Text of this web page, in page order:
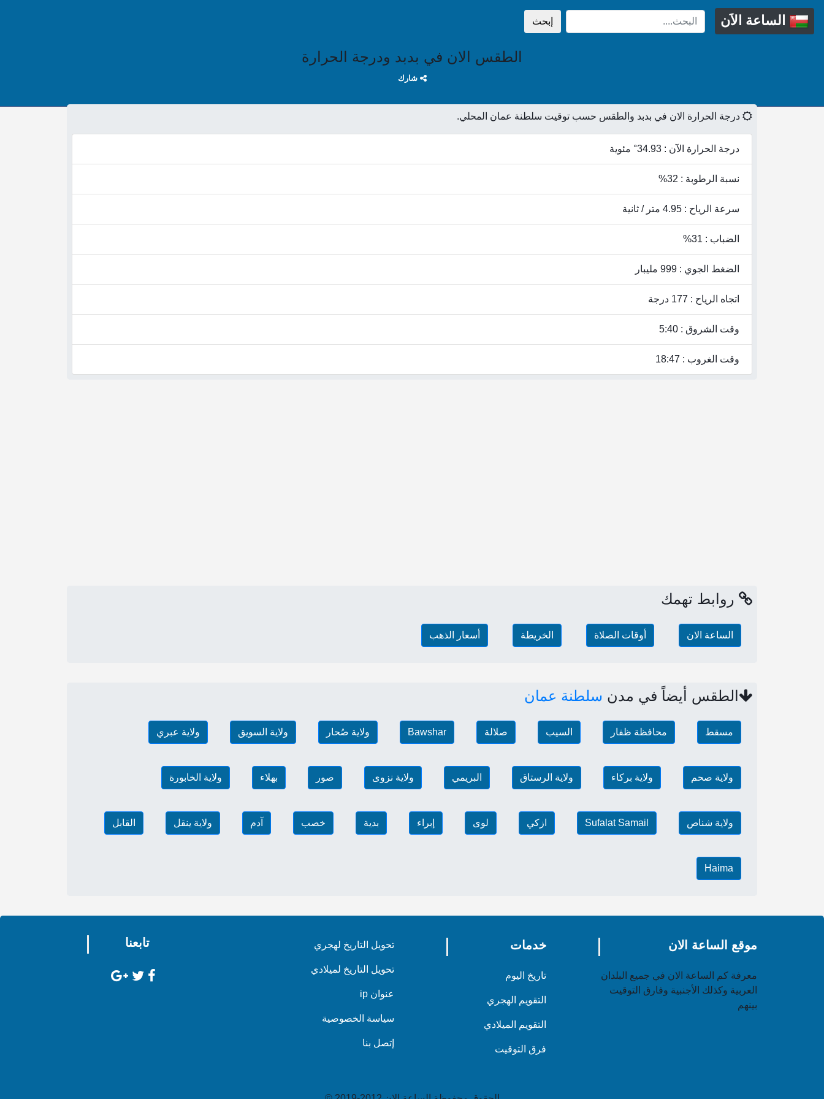
الساعة الاَن إبحث
الطقس الان في بدبد ودرجة الحرارة
شارك
درجة الحرارة الان في بدبد والطقس حسب توقيت سلطنة عمان المحلي.
درجة الحرارة الآن : 34.93° مئوية
نسبة الرطوبة : 32%
سرعة الرياح : 4.95 متر / ثانية
الضباب : 31%
الضغط الجوي : 999 مليبار
اتجاه الرياح : 177 درجة
وقت الشروق : 5:40
وقت الغروب : 18:47
روابط تهمك
الساعة الان أوقات الصلاة الخريطة أسعار الذهب
الطقس أيضاً في مدن سلطنة عمان
مسقط محافظة ظفار السيب صلالة Bawshar ولاية صُحار ولاية السويق ولاية عبري
ولاية صحم ولاية بركاء ولاية الرستاق البريمي ولاية نزوى صور بهلاء ولاية الخابورة
ولاية شناص Sufalat Samail ازكي لوى إبراء بدية خصب آدم ولاية ينقل القابل
Haima
موقع الساعة الان
معرفة كم الساعة الان في جميع البلدان
العربية وكذلك الأجنبية وفارق التوقيت
بينهم
خدمات
تاريخ اليوم
التقويم الهجري
التقويم الميلادي
فرق التوقيت
تحويل التاريخ لهجري
تحويل التاريخ لميلادي
عنوان ip
سياسة الخصوصية
إتصل بنا
تابعنا